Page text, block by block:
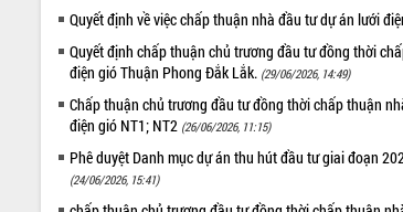
Quyết định về việc chấp thuận nhà đầu tư dự án lưới
Quyết định chấp thuận chủ trương đầu tư đồng thời
điện gió Thuận Phong Đắk Lắk. (29/06/2026, 14:49)
Chấp thuận chủ trương đầu tư đồng thời chấp thuận
điện gió NT1; NT2 (26/06/2026, 11:15)
Phê duyệt Danh mục dự án thu hút đầu tư giai đoạn
(24/06/2026, 15:41)